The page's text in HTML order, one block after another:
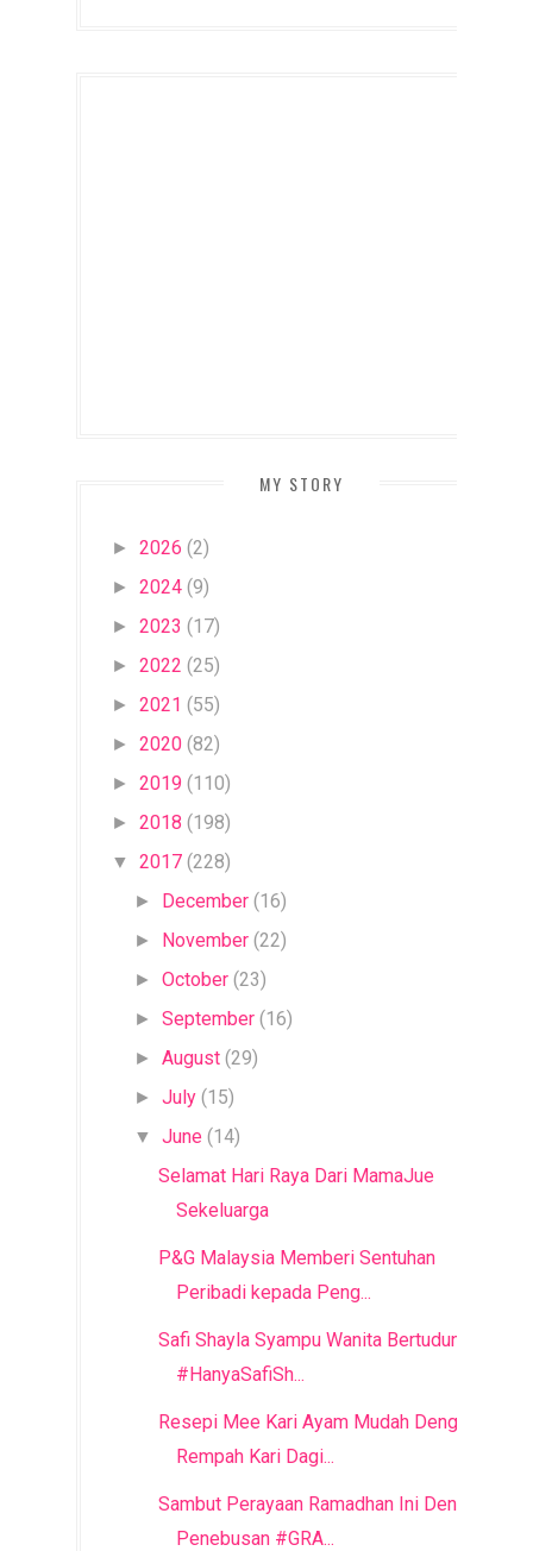
MY STORY
► 2026 (2)
► 2024 (9)
► 2023 (17)
► 2022 (25)
► 2021 (55)
► 2020 (82)
► 2019 (110)
► 2018 (198)
▼ 2017 (228)
► December (16)
► November (22)
►October (23)
►September (16)
►August (29)
►July (15)
▼ June (14)
Selamat Hari Raya Dari MamaJue
Sekeluarga
P&G Malaysia Memberi Sentuhan
Peribadi kepada Peng...
Safi Shayla Syampu Wanita Bertudung |
#HanyaSafiSh...
Resepi Mee Kari Ayam Mudah Dengan
Rempah Kari Dagi...
Sambut Perayaan Ramadhan Ini Dengan
Penebusan #GRA...